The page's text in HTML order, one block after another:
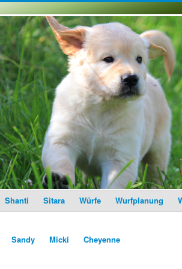
Shanti Sitara Würfe Wurfplanung
Sandy Micki Cheyenne